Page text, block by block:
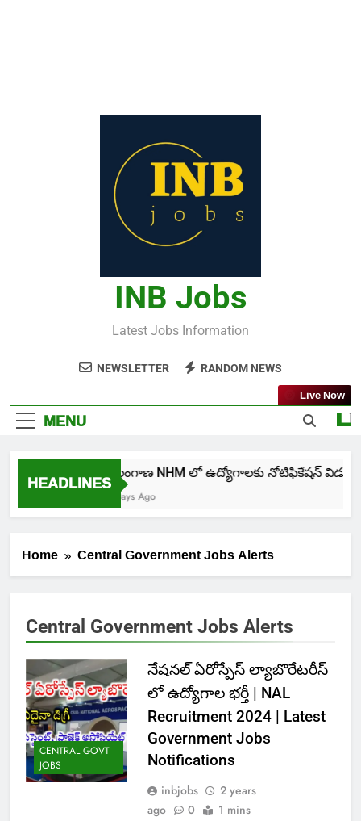
INB Jobs
Latest Jobs Information
NEWSLETTER RANDOM NEWS
MENU
Live Now
HEADLINESతెలంగాణ NHM లో ఉద్యోగాలకు నోటిఫికేషన్ విడుదల
6 Days Ago
Home Central Government Jobs Alerts
Central Government Jobs Alerts
CENTRAL GOVT
JOBS
నేషనల్ ఏరోస్పేస్ ల్యాబొరేటరీస్
లో ఉద్యోగాల భర్తీ | NAL
Recruitment 2024 | Latest
Government Jobs
Notifications
inbjobs
2 years
ago
0 1 mins